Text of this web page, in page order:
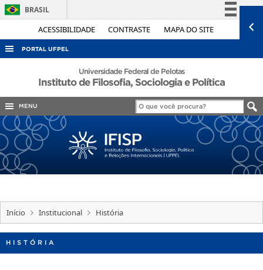
ACESSIBILIDADE CONTRASTE MAPA DO SITE
BRASIL
Simplifique!
Acesso à informação
Legislação
Canais
PORTAL UFPEL
ACESSO À INFORMAÇÃO
COBALTO
CONCURSOS
EDITAIS
INTERNACIONAL
PORTARIAS
Universidade Federal de Pelotas
Instituto de Filosofia, Sociologia e Política
MENU
Início Institucional História
HISTÓRIA